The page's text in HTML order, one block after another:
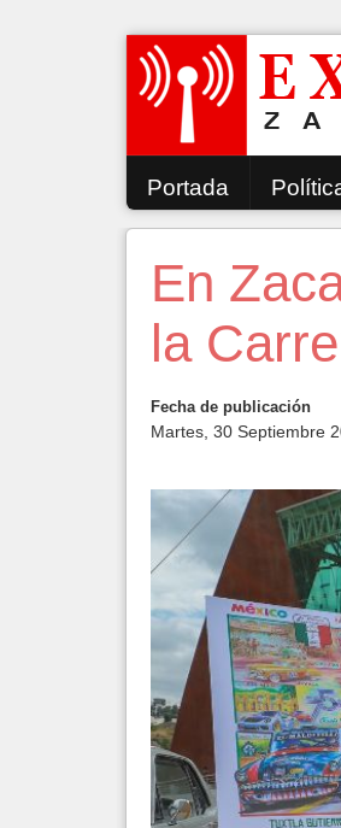
Portada
En
la
Fecha de publicación
Martes, 30 Septiembre